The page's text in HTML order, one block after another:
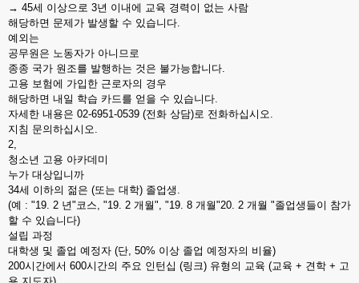
→ 45세 이상으로 3년 이내에 교육 경력이 없는 사람
해당하면 문제가 발생할 수 있습니다.
예외는
공무원은 노동자가 아니므로
종종 국가 원조를 발행하는 것은 불가능합니다.
고용 보험에 가입한 근로자의 경우
해당하면 내일 학습 카드를 얻을 수 있습니다.
자세한 내용은 02-6951-0539 (전화 상담)로 전화하십시오.
지침 문의하십시오.
2,
청소년 고용 아카데미
누가 대상입니까
34세 이하의 젊은 (또는 대학) 졸업생.
(예 : "19. 2 년"코스, "19. 2 개월", "19. 8 개월"20. 2 개월 "졸업생들이 참가
할 수 있습니다)
설립 과정
대학생 및 졸업 예정자 (단, 50% 이상 졸업 예정자의 비율)
200시간에서 600시간의 주요 인턴십 (링크) 유형의 교육 (교육 + 견학 + 고